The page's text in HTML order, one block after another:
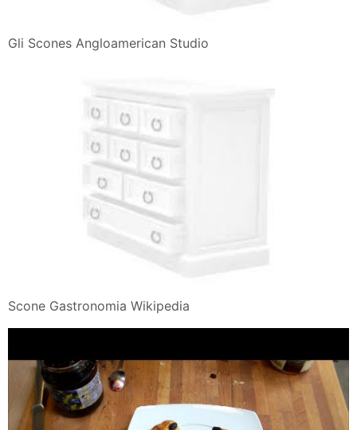
Gli Scones Angloamerican Studio
Scone Gastronomia Wikipedia